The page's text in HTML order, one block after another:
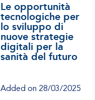
Le opportunità
tecnologiche per
lo sviluppo di
nuove strategie
digitali per la
sanità del futuro
Added on 28/03/2025